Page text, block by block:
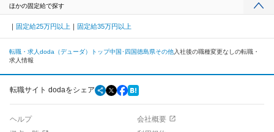
ほかの固定給で探す
固定給25万円以上 固定給35万円以上
転職・求人doda（デューダ）トップ中国･四国徳島県その他入社後の職種変更なしの転職・
求人情報
転職サイト dodaをシェア
ヘルプ
会社概要